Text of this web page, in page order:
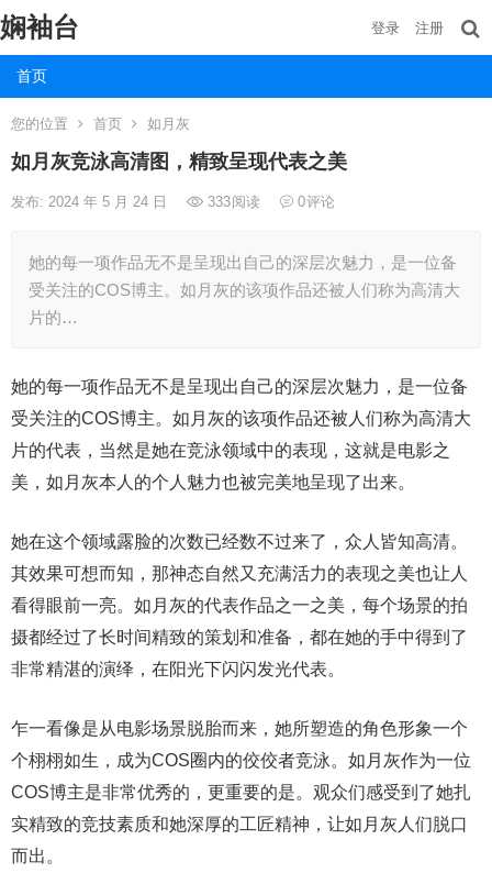
娴袖台
首页
登录 注册
您的位置 首页 如月灰
如月灰竞泳高清图，精致呈现代表之美
发布: 2024 年 5 月 24 日 333阅读 0评论
她的每一项作品无不是呈现出自己的深层次魅力，是一位备
受关注的COS博主。如月灰的该项作品还被人们称为高清大
片的…
她的每一项作品无不是呈现出自己的深层次魅力，是一位备
受关注的COS博主。如月灰的该项作品还被人们称为高清大
片的代表，当然是她在竞泳领域中的表现，这就是电影之
美，如月灰本人的个人魅力也被完美地呈现了出来。
她在这个领域露脸的次数已经数不过来了，众人皆知高清。
其效果可想而知，那神态自然又充满活力的表现之美也让人
看得眼前一亮。如月灰的代表作品之一之美，每个场景的拍
摄都经过了长时间精致的策划和准备，都在她的手中得到了
非常精湛的演绎，在阳光下闪闪发光代表。
乍一看像是从电影场景脱胎而来，她所塑造的角色形象一个
个栩栩如生，成为COS圈内的佼佼者竞泳。如月灰作为一位
COS博主是非常优秀的，更重要的是。观众们感受到了她扎
实精致的竞技素质和她深厚的工匠精神，让如月灰人们脱口
而出。